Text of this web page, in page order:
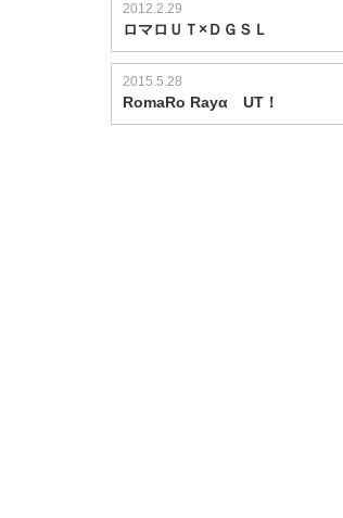
2012.2.29
ロマロＵＴ×ＤＧＳＬ
2015.5.28
RomaRo Rayα UT！